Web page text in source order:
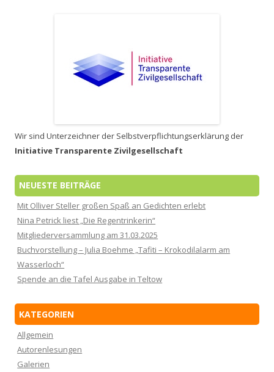
Wir sind Unterzeichner der Selbstverpflichtungserklärung der
Initiative Transparente Zivilgesellschaft
NEUESTE BEITRÄGE
Mit Olliver Steller großen Spaß an Gedichten erlebt
Nina Petrick liest „Die Regentrinkerin“
Mitgliederversammlung am 31.03.2025
Buchvorstellung – Julia Boehme „Tafiti – Krokodilalarm am
Wasserloch“
Spende an die Tafel Ausgabe in Teltow
KATEGORIEN
Allgemein
Autorenlesungen
Galerien